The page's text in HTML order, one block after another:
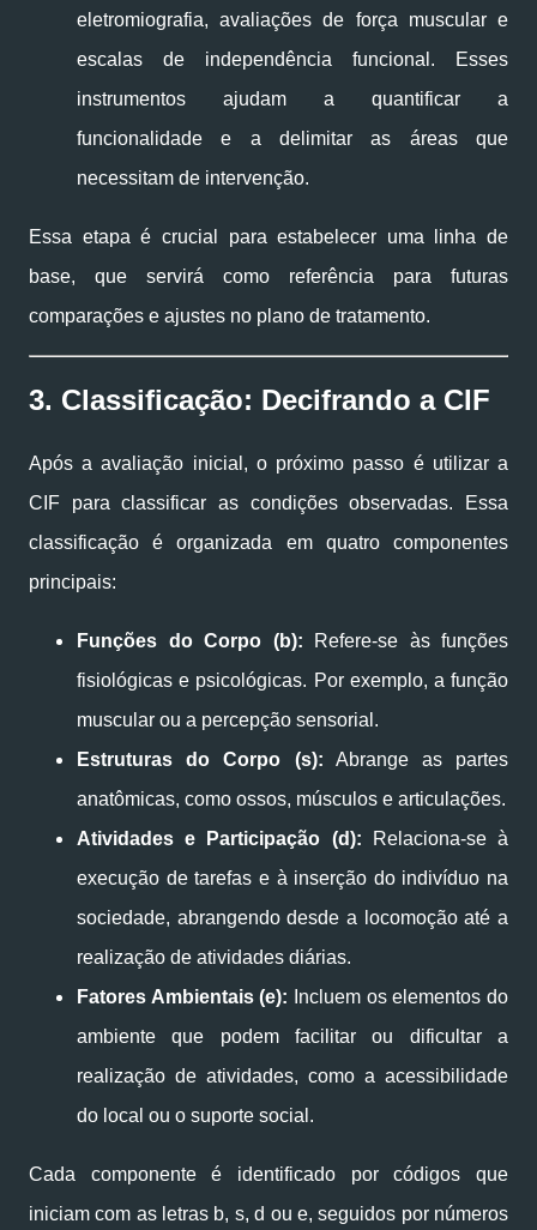
eletromiografia, avaliações de força muscular e
escalas de independência funcional. Esses
instrumentos ajudam a quantificar a
funcionalidade e a delimitar as áreas que
necessitam de intervenção.
Essa etapa é crucial para estabelecer uma linha de
base, que servirá como referência para futuras
comparações e ajustes no plano de tratamento.
3. Classificação: Decifrando a CIF
Após a avaliação inicial, o próximo passo é utilizar a
CIF para classificar as condições observadas. Essa
classificação é organizada em quatro componentes
principais:
Funções do Corpo (b): Refere-se às funções
fisiológicas e psicológicas. Por exemplo, a função
muscular ou a percepção sensorial.
Estruturas do Corpo (s): Abrange as partes
anatômicas, como ossos, músculos e articulações.
Atividades e Participação (d): Relaciona-se à
execução de tarefas e à inserção do indivíduo na
sociedade, abrangendo desde a locomoção até a
realização de atividades diárias.
Fatores Ambientais (e): Incluem os elementos do
ambiente que podem facilitar ou dificultar a
realização de atividades, como a acessibilidade
do local ou o suporte social.
Cada componente é identificado por códigos que
iniciam com as letras b, s, d ou e, seguidos por números